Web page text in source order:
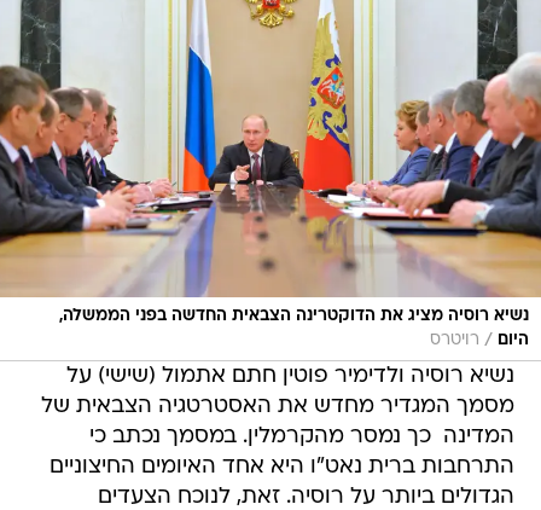
נשיא רוסיה מציג את הדוקטרינה הצבאית החדשה בפני הממשלה,
היום
/ רויטרס
נשיא רוסיה ולדימיר פוטין חתם אתמול (שישי) על
מסמך המגדיר מחדש את האסטרטגיה הצבאית של
המדינה  כך נמסר מהקרמלין. במסמך נכתב כי
התרחבות ברית נאט"ו היא אחד האיומים החיצוניים
הגדולים ביותר על רוסיה. זאת, לנוכח הצעדים